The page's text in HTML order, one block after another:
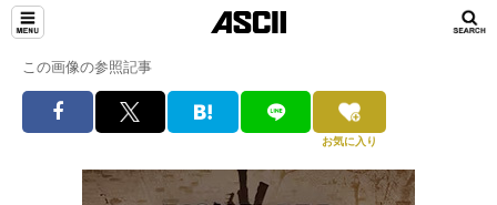
この画像の参照記事
お気に入り